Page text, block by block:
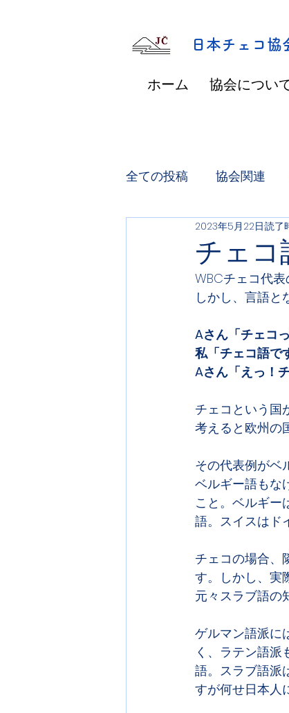
日本チェコ
ホーム 協会につい
全ての投稿 協会関連
チェコ
2023年5月22日読了
WBCチェコ代表
しかし、言語と
Aさん「チェコ
私「チェコ語で
Aさん「えっ！
チェコという国
考えると欧州の
その代表例がベ
ベルギー語もな
こと。ベルギー
語。スイスはド
チェコの場合、
す。しかし、実
元々スラブ語の
ゲルマン語派に
く、ラテン語
語。スラブ語派
すが何せ日本人